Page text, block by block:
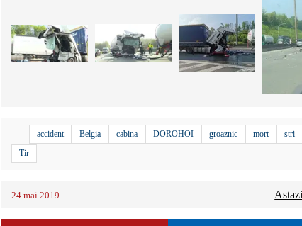
accident Belgia cabina DOROHOI groaznic mort stri
Tir
24 mai 2019